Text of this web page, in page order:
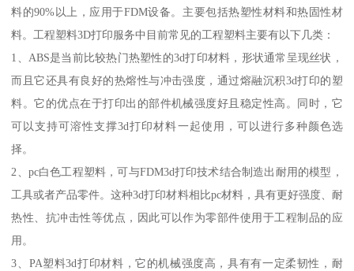
料的90%以上，应用于FDM设备。主要包括热塑性材料和热固性材
料。工程塑料3D打印服务中目前常见的工程塑料主要有以下几类：
1、ABS是当前比较热门热塑性的3d打印材料，形状通常呈现丝状，
而且它还具有良好的热熔性与冲击强度，通过熔融沉积3d打印的塑
料。它的优点在于打印出的部件机械强度好且稳定性高。同时，它
可以支持可溶性支撑3d打印材料一起使用，可以进行多种颜色选
择。
2、pc白色工程塑料，可与FDM3d打印技术结合制造出耐用的模型，
工具或者产品零件。这种3d打印材料相比pc材料，具有更好强度、耐
热性、抗冲击性等优点，因此可以作为零部件使用于工程制品的应
用。
3、PA塑料3d打印材料，它的机械强度高，具有有一定柔韧性，耐